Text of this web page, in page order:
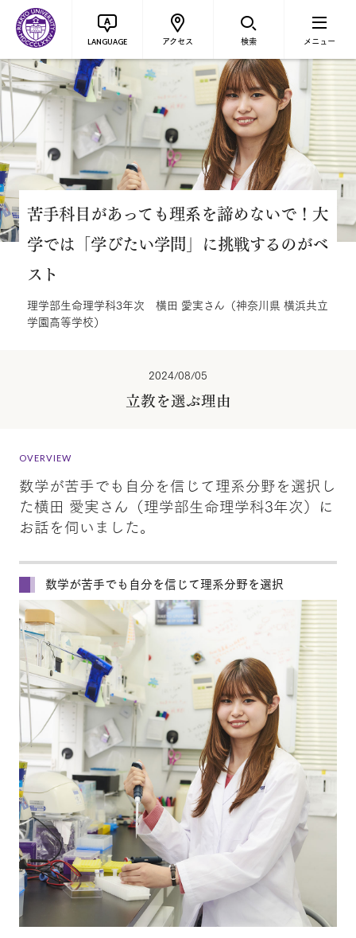
LANGUAGE アクセス 検索 メニュー
苦手科目があっても理系を諦めないで！大
学では「学びたい学問」に挑戦するのがベ
スト
理学部生命理学科3年次 横田 愛実さん（神奈川県 横浜共立
学園高等学校）
2024/08/05
立教を選ぶ理由
OVERVIEW
数学が苦手でも自分を信じて理系分野を選択し
た横田 愛実さん（理学部生命理学科3年次）に
お話を伺いました。
数学が苦手でも自分を信じて理系分野を選択